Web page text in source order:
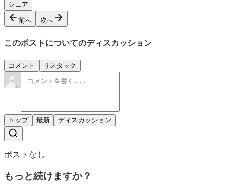
シェア
前へ 次へ
このポストについてのディスカッション
コメント リスタック
トップ 最新 ディスカッション
ポストなし
もっと続けますか？